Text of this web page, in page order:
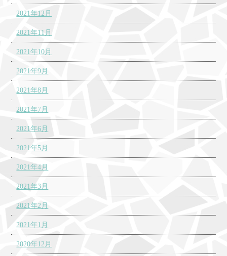
2021年12月
2021年11月
2021年10月
2021年9月
2021年8月
2021年7月
2021年6月
2021年5月
2021年4月
2021年3月
2021年2月
2021年1月
2020年12月